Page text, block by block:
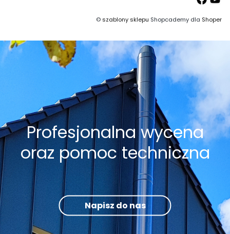
©szablony sklepu Shopcademy dla Shoper
Profesjonalna wycena
oraz pomoc techniczna
Napisz do nas